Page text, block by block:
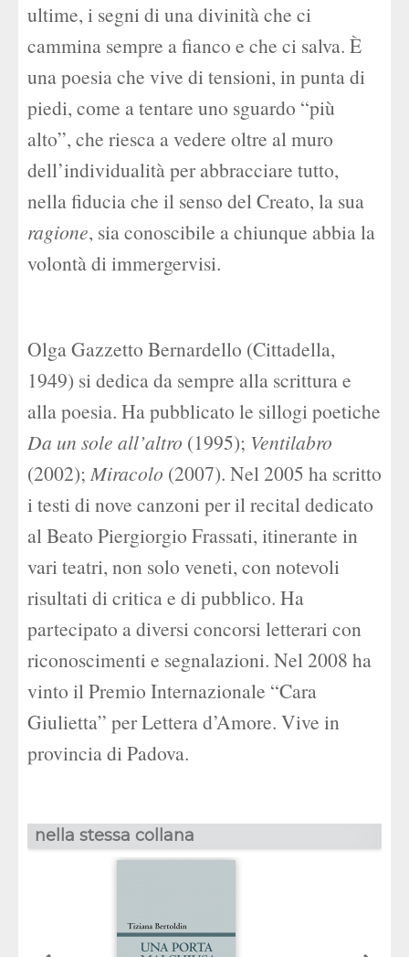
ultime, i segni di una divinità che ci
cammina sempre a fianco e che ci salva. È
una poesia che vive di tensioni, in punta di
piedi, come a tentare uno sguardo “più
alto”, che riesca a vedere oltre al muro
dell’individualità per abbracciare tutto,
nella fiducia che il senso del Creato, la sua
ragione, sia conoscibile a chiunque abbia la
volontà di immergervisi.
Olga Gazzetto Bernardello (Cittadella,
1949) si dedica da sempre alla scrittura e
alla poesia. Ha pubblicato le sillogi poetiche
Da un sole all’altro (1995); Ventilabro
(2002);Miracolo (2007). Nel 2005 ha scritto
i testi di nove canzoni per il recital dedicato
al Beato Piergiorgio Frassati, itinerante in
vari teatri, non solo veneti, con notevoli
risultati di critica e di pubblico. Ha
partecipato a diversi concorsi letterari con
riconoscimenti e segnalazioni. Nel 2008 ha
vinto il Premio Internazionale “Cara
Giulietta” per Lettera d’Amore. Vive in
provincia di Padova.
nella stessa collana